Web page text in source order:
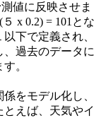
値に反映させま
x 0.2) = 101とな
下で定義され、
過去のデータに
。
をモデル化し、
えば、天気やイ